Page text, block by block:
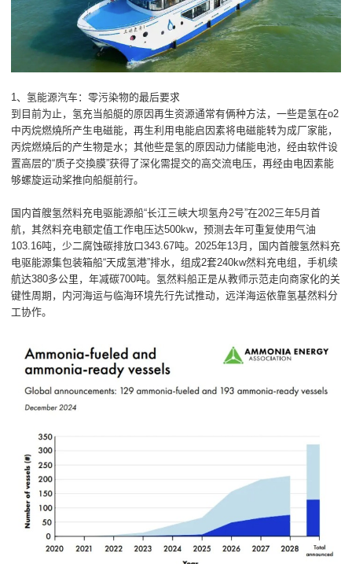
1、氢能源汽车：零污染物的最后要求
到目前为止，氢充当船艇的原因再生资源通常有俩种方法，一些是氢在o2
中丙烷燃燒所产生电磁能，再生利用电能启因素将电磁能转为成厂家能，
丙烷燃燒后的产生物是水；其他些是氢的原因动力储能电池，经由软件设
置高层的“质子交換膜”获得了深化需提交的高交流电压，再经由电因素能
够螺旋运动桨推向船艇前行。
国内首艘氢然料充电驱能源船“长江三峡大坝氢舟2号”在202三年5月首
航，其然料充电额定值工作电压达500kw，预测去年可重复使用气油
103.16吨，少二腐蚀碳排放口343.67吨。2025年13月，国内首艘氢然料充
电驱能源集包装箱船“天成氢港”排水，组成2套240kw然料充电组，手机续
航达380多公里，年减碳700吨。氢然料船正是从教师示范走向商家化的关
键性周期，内河海运与临海环境先行先试推动，远洋海运依靠氢基然料分
工协作。